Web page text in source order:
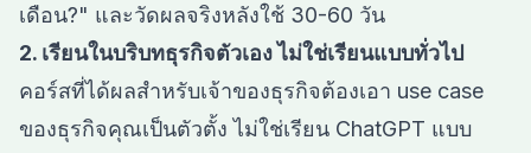
เดือน?" และวัดผลจริงหลังใช้ 30-60 วัน
2. เรียนในบริบทธุรกิจตัวเอง ไม่ใช่เรียนแบบทั่วไป
คอร์สที่ได้ผลสำหรับเจ้าของธุรกิจต้องเอา use case
ของธุรกิจคุณเป็นตัวตั้ง ไม่ใช่เรียน ChatGPT แบบ